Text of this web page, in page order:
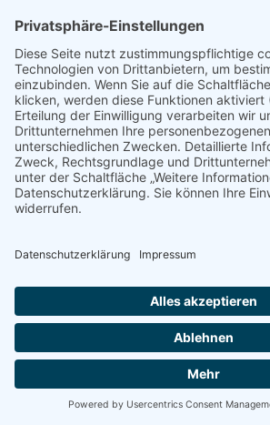
Verwaltungsbüro:
Lambertusplatz 1
48231 Hoetmar
Tel.: 02585 486
Fax: 02585 7699
Zurück zur Bestatter-Suche
© Trauerwald Oase Münsterland |
Impressum
Datenschutz Kontakt